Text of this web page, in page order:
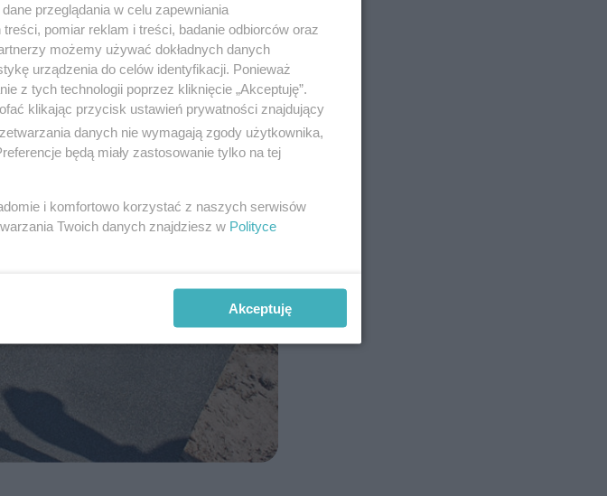
przeglądania w celu zapewniania
pomiar reklam i treści, badanie odbiorców oraz
możemy używać dokładnych danych
urządzenia do celów identyfikacji. Ponieważ
z tych technologii poprzez kliknięcie „Akceptuję”.
klikając przycisk ustawień prywatności znajdujący
danych nie wymagają zgody użytkownika,
będą miały zastosowanie tylko na tej
i komfortowo korzystać z naszych serwisów
Twoich danych znajdziesz w Polityce
Akceptuję